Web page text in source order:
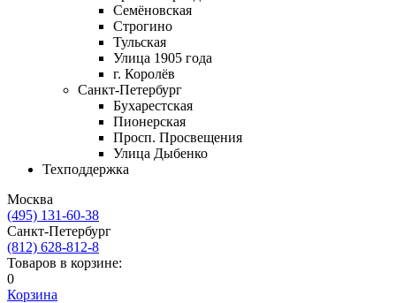
Семёновская
Строгино
Тульская
Улица 1905 года
г. Королёв
Санкт-Петербург
Бухарестская
Пионерская
Просп. Просвещения
Улица Дыбенко
Техподдержка
Москва
(495) 131-60-38
Cанкт-Петербург
(812) 628-812-8
Товаров в корзине:
0
Корзина